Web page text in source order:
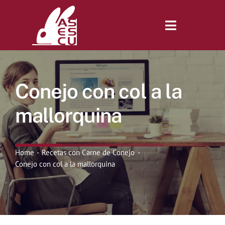
Toggle
Inicio
Revista
Tienda
Lonjas
Symposiums
Conejo con col a la
mallorquina
Home
Recetas con Carne de Conejo
Conejo con col a la mallorquina